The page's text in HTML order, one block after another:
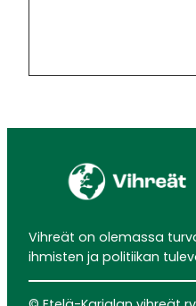
Vihreät on olemassa
ihmisten ja politiikan